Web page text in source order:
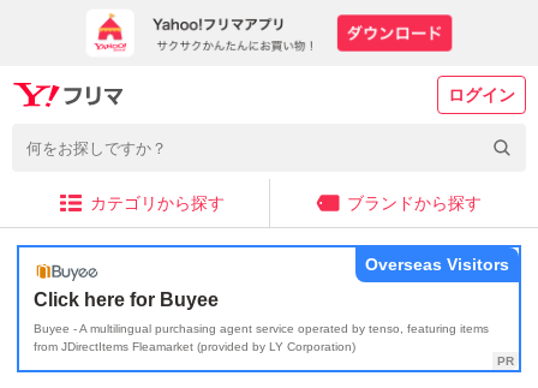
ログイン
カテゴリから探す ブランドから探す
Click here for Buyee
Buyee - A multilingual purchasing agent service operated by tenso, featuring items
from JDirectItems Fleamarket (provided by LY Corporation)
Overseas Visitors